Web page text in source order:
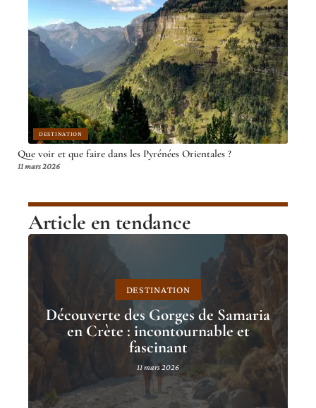
DESTINATION
Que voir et que faire dans les Pyrénées Orientales ?
11 mars 2026
Article en tendance
DESTINATION
Découverte des Gorges de Samaria
en Crète : incontournable et
fascinant
11 mars 2026